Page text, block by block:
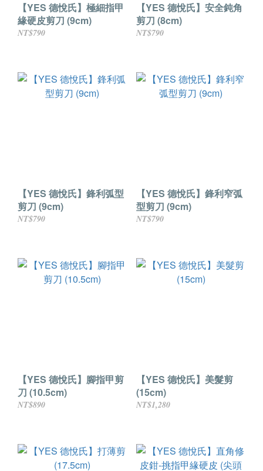
【YES 德悅氏】極細指甲
緣硬皮剪刀 (9cm)
NT$790
【YES 德悅氏】安全鈍角
剪刀 (8cm)
NT$790
【YES 德悅氏】鋒利弧型
剪刀 (9cm)
NT$790
【YES 德悅氏】鋒利窄弧
型剪刀 (9cm)
NT$790
【YES 德悅氏】腳指甲剪
刀 (10.5cm)
NT$890
【YES 德悅氏】美髮剪
(15cm)
NT$1,280